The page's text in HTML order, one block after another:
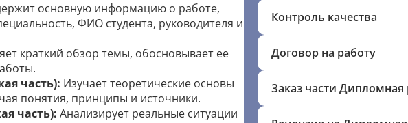
основную информацию о работе,
ФИО студента, руководителя и
краткий обзор темы, обосновывает ее
часть): Изучает теоретические основы
понятия, принципы и источники.
часть): Анализирует реальные ситуации
Контроль качества
Договор на работу
Заказ части Дипломная